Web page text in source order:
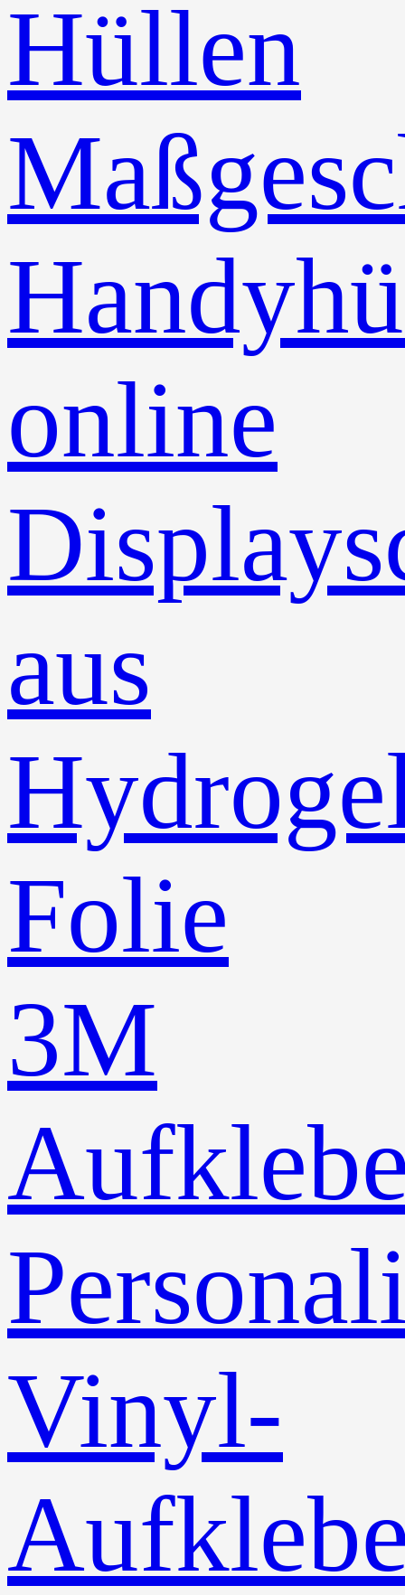
Hüllen
online
aus
Folie
3M
Vinyl-